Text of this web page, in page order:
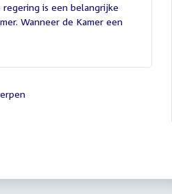
is een belangrijke
Wanneer de Kamer een